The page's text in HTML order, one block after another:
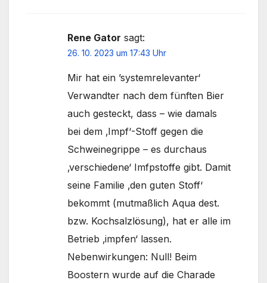
Rene Gator sagt:
26. 10. 2023 um 17:43 Uhr
Mir hat ein ’systemrelevanter‘
Verwandter nach dem fünften Bier
auch gesteckt, dass – wie damals
bei dem ‚Impf‘-Stoff gegen die
Schweinegrippe – es durchaus
‚verschiedene‘ Imfpstoffe gibt. Damit
seine Familie ‚den guten Stoff‘
bekommt (mutmaßlich Aqua dest.
bzw. Kochsalzlösung), hat er alle im
Betrieb ‚impfen‘ lassen.
Nebenwirkungen: Null! Beim
Boostern wurde auf die Charade